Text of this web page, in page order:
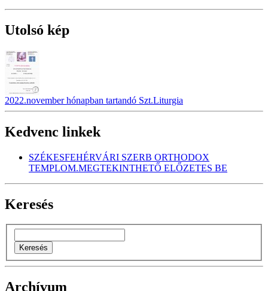
Utolsó kép
2022.november hónapban tartandó Szt.Liturgia
Kedvenc linkek
SZÉKESFEHÉRVÁRI SZERB ORTHODOX
TEMPLOM.MEGTEKINTHETŐ ELŐZETES BE
Keresés
Archívum